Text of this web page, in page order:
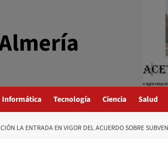
Informática Tecnología Ciencia Salud
LA ENTRADA EN VIGOR DEL ACUERDO SOBRE